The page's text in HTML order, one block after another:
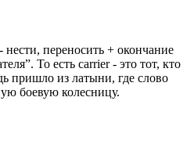
нести, переносить + окончание
То есть carrier - это тот, кто
пришло из латыни, где слово
боевую колесницу.